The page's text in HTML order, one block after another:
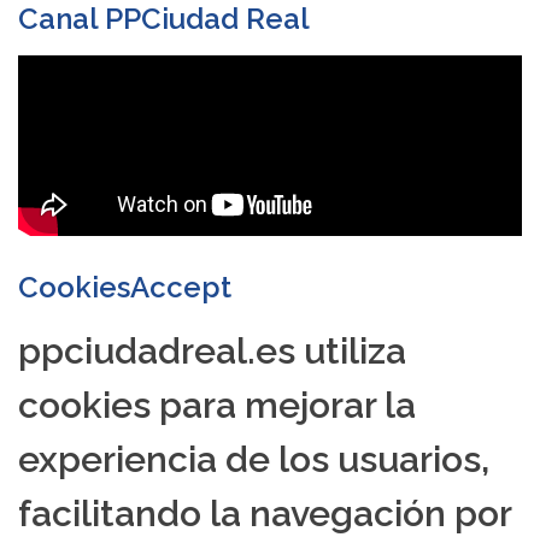
Canal PPCiudad Real
CookiesAccept
ppciudadreal.es utiliza
cookies para mejorar la
experiencia de los usuarios,
facilitando la navegación por